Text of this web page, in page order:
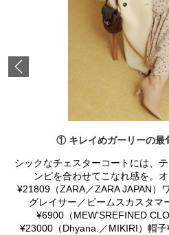
① キレイめガーリーの最
シックなチェスターコートには、
ンピを合わせてこなれ感を。
¥21809（ZARA／ZARA JAPAN）
グレイサー／ビームスカスタマ
¥6900（MEW’SREFINED
¥23000（Dhyana.／MIKIRI）帽